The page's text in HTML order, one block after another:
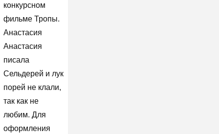
конкурсном
фильме Тропы.
Анастасия
Анастасия
писала
Сельдерей и лук
порей не клали,
так как не
любим. Для
оформления